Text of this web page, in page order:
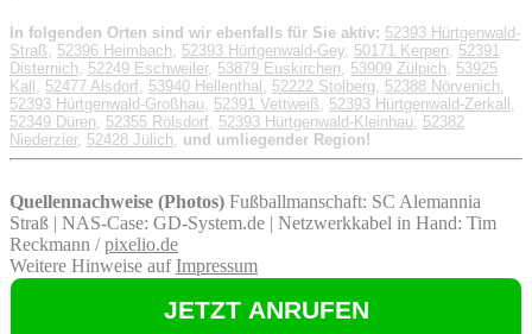
In folgenden Orten sind wir ebenfalls für Sie aktiv: 52393 Hürtgenwald-
Straß
52396 Heimbach 52393 Hürtgenwald-Gey 50171 Kerpen
52391
Disternich
52249 Eschweiler, 53879 Euskirchen 53909 Zülpich
53925
Kall
52477 Alsdorf 53940 Hellenthal 52222 Stolberg 52388 Nörvenich
52393 Hürtgenwald-Großhau
52391 Vettweiß 52393 Hürtgenwald-Zerkall
52349 Düren
52355 Rölsdorf 52393 Hürtgenwald-Kleinhau
52382
Niederzier, 52428 Jülich und umliegender Region!
Quellennachweise (Photos) Fußballmanschaft: SC Alemannia
Straß | NAS-Case: GD-System.de | Netzwerkkabel in Hand: Tim
Reckmann /pixelio.de
Weitere Hinweise aufImpressum